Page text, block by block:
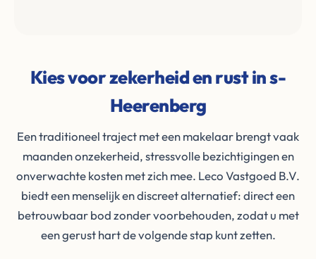
Kies voor zekerheid en rust in s-
Heerenberg
Een traditioneel traject met een makelaar brengt vaak
maanden onzekerheid, stressvolle bezichtigingen en
onverwachte kosten met zich mee. Leco Vastgoed B.V.
biedt een menselijk en discreet alternatief: direct een
betrouwbaar bod zonder voorbehouden, zodat u met
een gerust hart de volgende stap kunt zetten.